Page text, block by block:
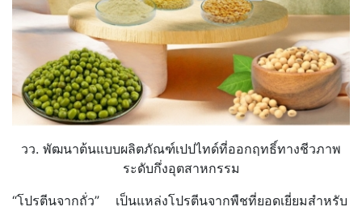
วว. พัฒนาต้นแบบผลิตภัณฑ์เปปไทด์ที่ออกฤทธิ์ทางชีวภาพ
ระดับกึ่งอุตสาหกรรม
“โปรตีนจากถั่ว” เป็นแหล่งโปรตีนจากพืชที่ยอดเยี่ยมสำหรับ